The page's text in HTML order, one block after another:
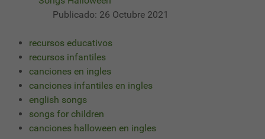
Publicado: 26 Octubre 2021
recursos educativos
recursos infantiles
canciones en ingles
canciones infantiles en ingles
english songs
songs for children
canciones halloween en ingles